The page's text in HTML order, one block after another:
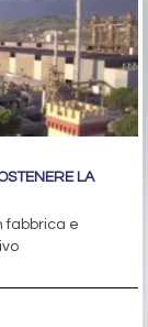
LA
fabbrica e